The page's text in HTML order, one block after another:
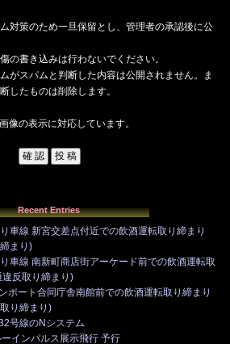
対策のため一旦保留とし、管理者の承認後に公
の書き込みは行わないでください。
がスパムと判断した内容は公開されません。ま
したものは削除します。
像の表示に対応しています。
Recent Entries
車線 新宮交差点付近での飲酒運転取り締まり
まり)
車線 南新町商店街アーケード前での飲酒運転取
反取り締まり)
ポート合同庁舎南館前での飲酒運転取り締まり
り締まり)
号線のNシステム
インパルス展示飛行 予行